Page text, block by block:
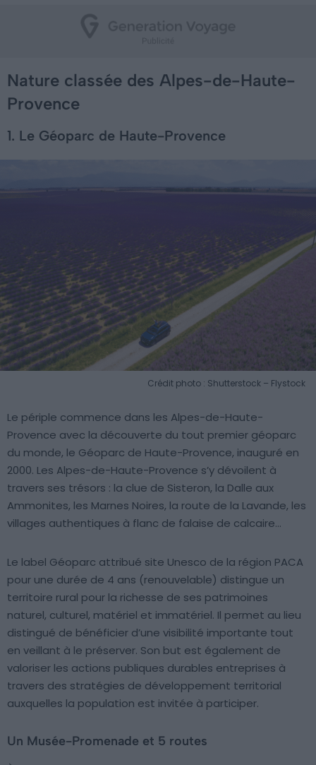
Nature classée des Alpes-de-Haute-
Provence
1. Le Géoparc de Haute-Provence
Crédit photo : Shutterstock – Flystock
Le périple commence dans les Alpes-de-Haute-
Provence avec la découverte du tout premier géoparc
du monde, le Géoparc de Haute-Provence, inauguré en
2000. Les Alpes-de-Haute-Provence s’y dévoilent à
travers ses trésors : la clue de Sisteron, la Dalle aux
Ammonites, les Marnes Noires, la route de la Lavande, les
villages authentiques à flanc de falaise de calcaire…
Le label Géoparc attribué site Unesco de la région PACA
pour une durée de 4 ans (renouvelable) distingue un
territoire rural pour la richesse de ses patrimoines
naturel, culturel, matériel et immatériel. Il permet au lieu
distingué de bénéficier d’une visibilité importante tout
en veillant à le préserver. Son but est également de
valoriser les actions publiques durables entreprises à
travers des stratégies de développement territorial
auxquelles la population est invitée à participer.
Un Musée-Promenade et 5 routes